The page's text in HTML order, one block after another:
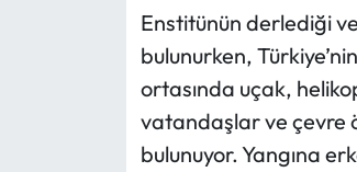
Enstitünün derlediği
bulunurken,
ortasında uçak,
vatandaşlar ve çevre
bulunuyor. Yangına